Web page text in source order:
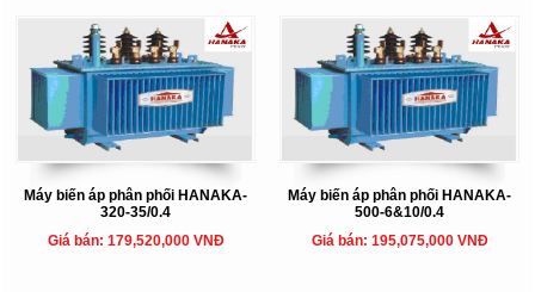
Máy biến áp phân phối HANAKA-
320-35/0.4
Giá bán: 179,520,000 VNĐ
Máy biến áp phân phối HANAKA-
500-6&10/0.4
Giá bán: 195,075,000 VNĐ